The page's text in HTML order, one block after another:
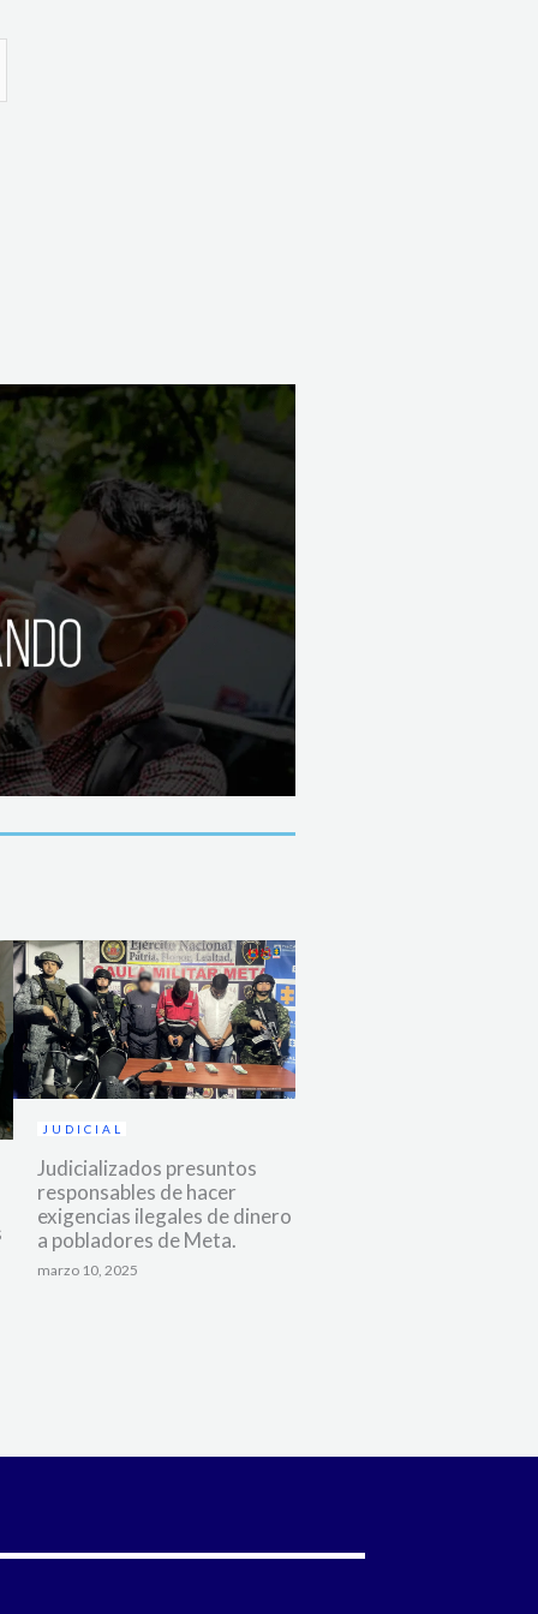
JUDICIAL
Judicializados presuntos
responsables de hacer
exigencias ilegales de dinero
a pobladores de Meta.
marzo 10, 2025